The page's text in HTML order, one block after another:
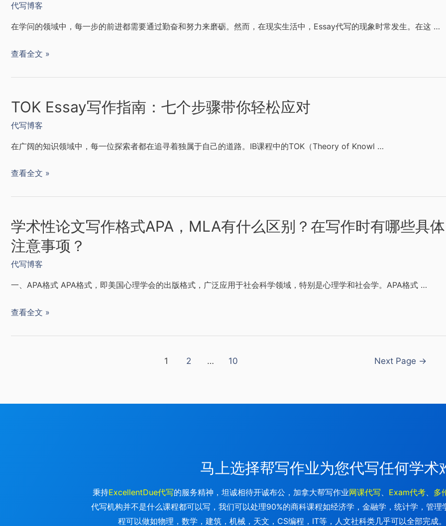
代写博客
在学问的领域中，每一步的前进都需要通过勤奋和努力来磨砺。然而，在现实生活中，Essay代写的现象时常发生。在这 …
查看全文 »
TOK Essay写作指南：七个步骤带你轻松应对
代写博客
在广阔的知识领域中，每一位探索者都在追寻着独属于自己的道路。IB课程中的TOK（Theory of Knowl …
查看全文 »
学术性论文写作格式APA，MLA有什么区别？在写作时有哪些具
注意事项？
代写博客
一、APA格式 APA格式，即美国心理学会的出版格式，广泛应用于社会科学领域，特别是心理学和社会学。APA格式 …
查看全文 »
1 2 … 10 Next Page →
马上选择帮写作业为您代写任何学术
秉持ExcellentDue代写的服务精神，坦诚相待开诚布公，加拿大帮写作业网课代写 Exam代考、 多
代写机构并不是什么课程都可以写，我们可以处理90%的商科课程如经济学，金融学，统计学，管
程可以做如物理，数学，建筑，机械，天文，CS编程，IT等，人文社科类几乎可以全部完成